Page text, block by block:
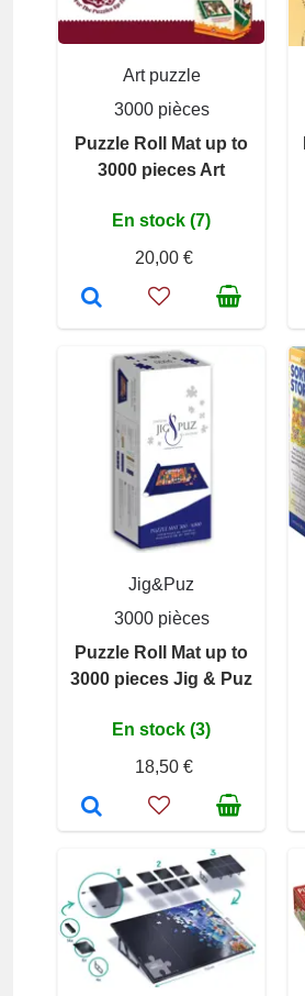
Art puzzle
3000 pièces
Puzzle Roll Mat up to
3000 pieces Art
En stock (7)
20,00 €
Jig&Puz
3000 pièces
Puzzle Roll Mat up to
3000 pieces Jig & Puz
En stock (3)
18,50 €